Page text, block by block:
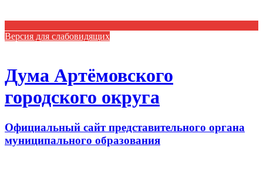
Версия для слабовидящих
Дума Артёмовского
городского округа
Официальный сайт представительного органа
муниципального образования